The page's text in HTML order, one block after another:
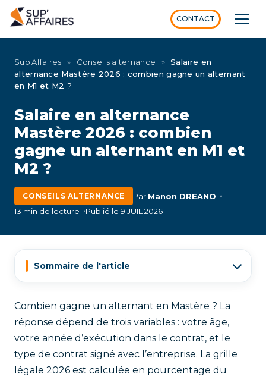
CONTACT
Sup'Affaires » Conseils alternance » Salaire en
alternance Mastère 2026 : combien gagne un alternant
en M1 et M2 ?
Salaire en alternance
Mastère 2026 : combien
gagne un alternant en M1 et
M2 ?
CONSEILS ALTERNANCE Par Manon DREANO
13 min de lecture
Publié le 9 JUIL 2026
Sommaire de l'article
Combien gagne un alternant en Mastère ? La
réponse dépend de trois variables : votre âge,
votre année d’exécution dans le contrat, et le
type de contrat signé avec l’entreprise. La grille
légale 2026 est calculée en pourcentage du